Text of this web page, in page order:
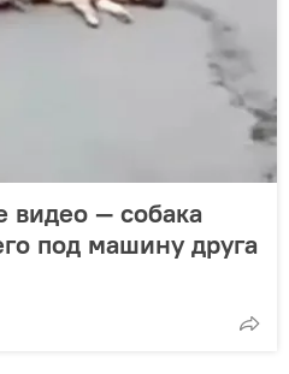
— собака
под машину друга